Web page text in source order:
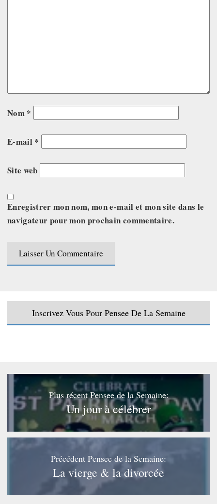
Nom *
E-mail *
Site web
Enregistrer mon nom, mon e-mail et mon site dans le
navigateur pour mon prochain commentaire.
Inscrivez Vous Pour Pensee De La Semaine
Plus récent Pensee de la Semaine:
Un jour à célébrer
Précédent Pensee de la Semaine:
La vierge & la divorcée